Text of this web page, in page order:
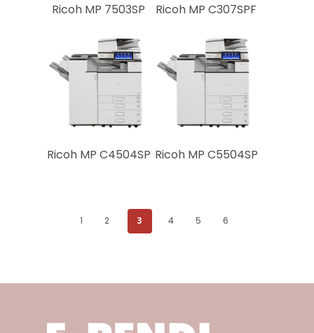
Ricoh MP 7503SP Ricoh MP C307SPF
Ricoh MP C4504SP Ricoh MP C5504SP
1 2 3 4 5 6
Abschlussarbeiten